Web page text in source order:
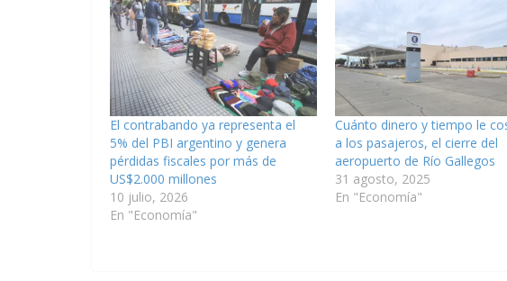
El contrabando ya representa el
5% del PBI argentino y genera
pérdidas fiscales por más de
US$2.000 millones
10 julio, 2026
En "Economía"
Cuánto dinero y tiempo le
a los pasajeros, el cierre del
aeropuerto de Río Gallegos
31 agosto, 2025
En "Economía"